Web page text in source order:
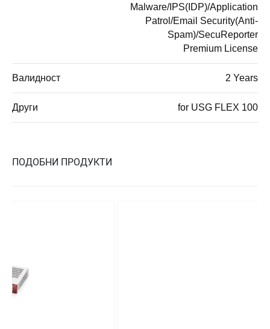
Malware/IPS(IDP)/Application
Patrol/Email Security(Anti-
Spam)/SecuReporter
Premium License
Валидност 2 Years
Други for USG FLEX 100
ПОДОБНИ ПРОДУКТИ